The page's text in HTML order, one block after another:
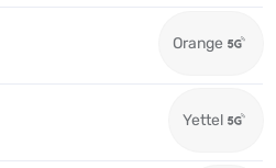
Orange
Yettel